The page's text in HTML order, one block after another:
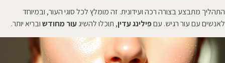
התהליך מתבצע בצורה רכה ועידונית. זה מומלץ לכל סוגי העור, ובמיוחד
לאנשים עם עור רגיש. עםפילינג עדין, תוכלו להשיגעור מחודשובריא יותר.